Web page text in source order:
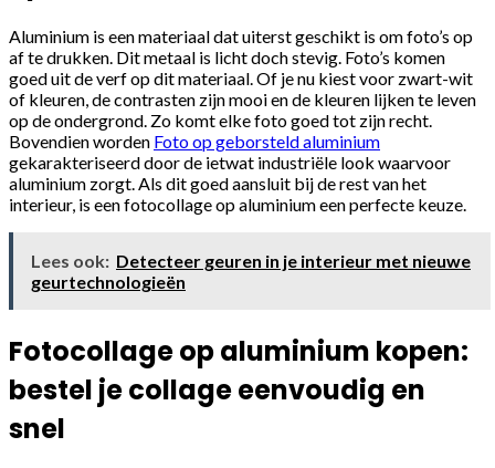
Aluminium is een materiaal dat uiterst geschikt is om foto’s op
af te drukken. Dit metaal is licht doch stevig. Foto’s komen
goed uit de verf op dit materiaal. Of je nu kiest voor zwart-wit
of kleuren, de contrasten zijn mooi en de kleuren lijken te leven
op de ondergrond. Zo komt elke foto goed tot zijn recht.
Bovendien worden Foto op geborsteld aluminium
gekarakteriseerd door de ietwat industriële look waarvoor
aluminium zorgt. Als dit goed aansluit bij de rest van het
interieur, is een fotocollage op aluminium een perfecte keuze.
Lees ook: Detecteer geuren in je interieur met nieuwe
geurtechnologieën
Fotocollage op aluminium kopen:
bestel je collage eenvoudig en
snel